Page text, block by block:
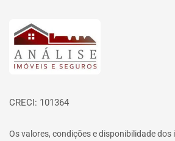
Página inicial
CRECI: 101364
Os valores, condições e disponibilidade dos